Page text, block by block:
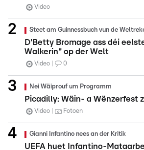
Video
Steet am Guinnessbuch vun de
D'Betty Bromage ass déi
Walkerin" op der Welt
Video 0
Nei Wäiprouf um Programm
Picadilly: Wäin- a Wënzerfest
Video Fotoen
Gianni Infantino nees an der Kritik
UEFA huet Infantino-